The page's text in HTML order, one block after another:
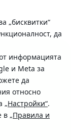
„бисквитки“
да
информацията
и Meta за
да
относно
„Настройки“.
в „Правила и
1036